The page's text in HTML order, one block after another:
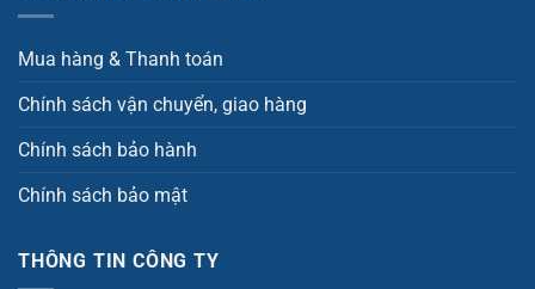
Mua hàng & Thanh toán
Chính sách vận chuyển, giao hàng
Chính sách bảo hành
Chính sách bảo mật
THÔNG TIN CÔNG TY